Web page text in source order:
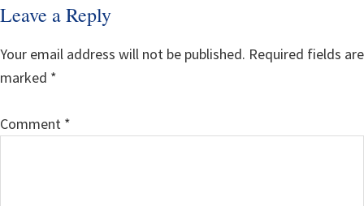
Reader
Interactions
Leave a Reply
Your email address will not be published. Required fields are
marked *
Comment *